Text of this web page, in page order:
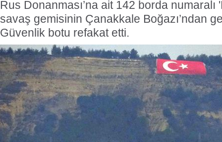
Rus Donanması’na ait 142 borda
savaş gemisinin Çanakkale Boğazı’ndan
Güvenlik botu refakat etti.